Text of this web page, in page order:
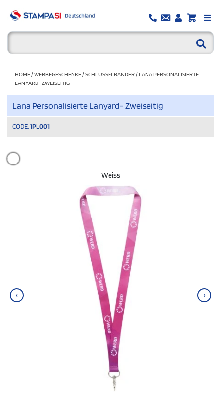
HOME/WERBEGESCHENKE/SCHLÜSSELBÄNDER/LANA PERSONALISIERTE
LANYARD- ZWEISEITIG
Lana Personalisierte Lanyard- Zweiseitig
CODE. 1PL001
Weiss
‹ ›